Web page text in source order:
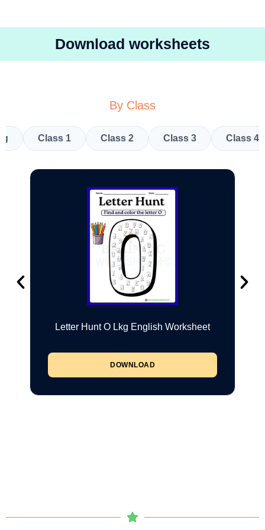
Download worksheets
By Class
Class 1 Class 2 Class 3 Class 4
Letter Hunt O Lkg English Worksheet
DOWNLOAD